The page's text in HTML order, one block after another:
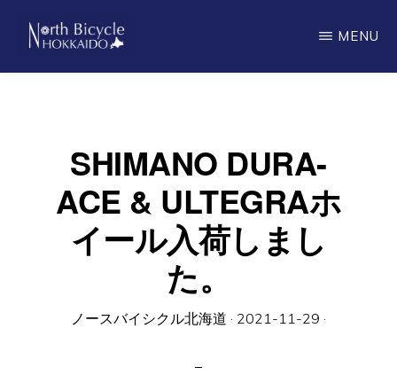
main
ノ
MENU
SHIMANO DURA-
ACE & ULTEGRAホ
イール入荷しまし
た。
ノースバイシクル北海道 · 2021-11-29 ·